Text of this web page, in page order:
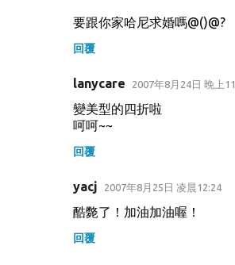
要跟你家哈尼求婚嗎@()@?
回覆
lanycare 2007年8月24日 晚上
變美型的四折啦
呵呵~~
回覆
yacj 2007年8月25日 凌晨12:24
酷斃了！加油加油喔！
回覆